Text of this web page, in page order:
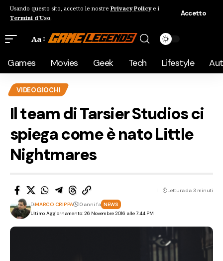
Usando questo sito, accetto le nostre Privacy Policye i
Termini d'Uso.
Accetto
Aa
Games Movies Geek Tech Lifestyle
VIDEOGIOCHI
Il team di Tarsier Studios ci
spiega come è nato Little
Nightmares
Ultimo Aggiornamento: 26 Novembre 2016 alle 7:44 PM
DiMARCO CRIPPA 10 anni fa NEWS
Lettura da 3 minuti